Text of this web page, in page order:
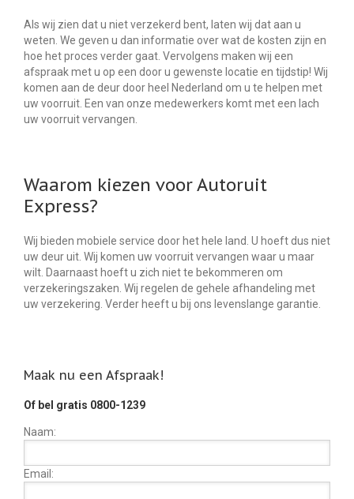
Als wij zien dat u niet verzekerd bent, laten wij dat aan u
weten. We geven u dan informatie over wat de kosten zijn en
hoe het proces verder gaat. Vervolgens maken wij een
afspraak met u op een door u gewenste locatie en tijdstip! Wij
komen aan de deur door heel Nederland om u te helpen met
uw voorruit. Een van onze medewerkers komt met een lach
uw voorruit vervangen.
Waarom kiezen voor Autoruit
Express?
Wij bieden mobiele service door het hele land. U hoeft dus niet
uw deur uit. Wij komen uw voorruit vervangen waar u maar
wilt. Daarnaast hoeft u zich niet te bekommeren om
verzekeringszaken. Wij regelen de gehele afhandeling met
uw verzekering. Verder heeft u bij ons levenslange garantie.
Maak nu een Afspraak!
Of bel gratis 0800-1239
Naam:
Email: